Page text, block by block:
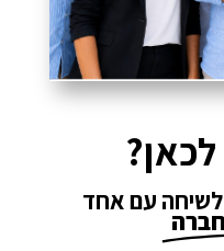
לשיחה עם אחד